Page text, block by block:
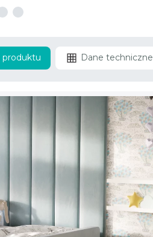
produktu Dane techniczne